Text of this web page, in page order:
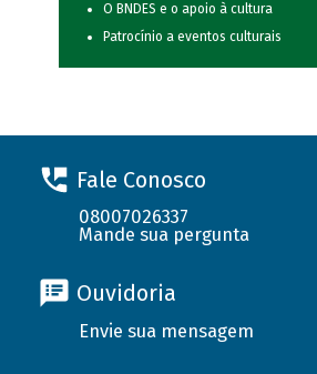
O BNDES e o apoio à cultura
Patrocínio a eventos culturais
Fale Conosco
08007026337
Mande sua pergunta
Ouvidoria
Envie sua mensagem